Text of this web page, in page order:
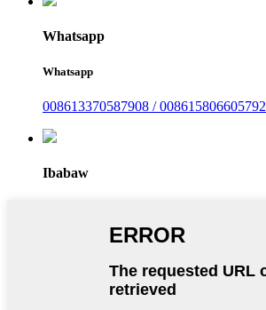
Whatsapp
Whatsapp
008613370587908 / 008615806605792
Ibabaw